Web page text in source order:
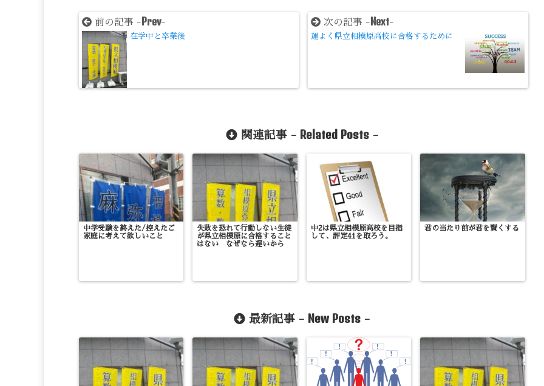
前の記事 -Prev-
在学中と卒業後
次の記事 -Next-
運よく県立相模原高校に合格するために
関連記事 - Related Posts-
中学受験を終えた/控えたご
家庭に考えて欲しいこと
失敗を恐れて行動しない生徒
が県立相模原に合格すること
はない なぜなら遅いから
中2は県立相模原高校を目指
して、評定41を取ろう。
君の当たり前が君を賢くする
最新記事 - New Posts -